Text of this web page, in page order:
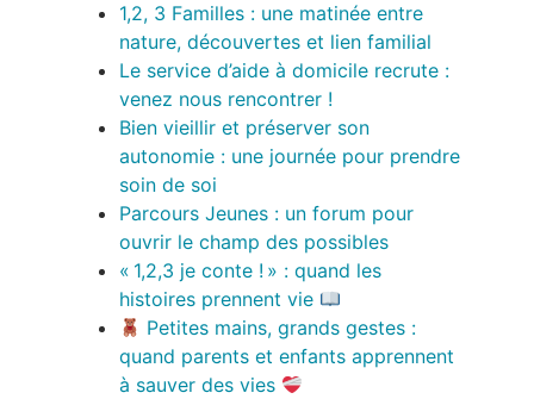
1,2, 3 Familles : une matinée entre
nature, découvertes et lien familial
Le service d’aide à domicile recrute :
venez nous rencontrer !
Bien vieillir et préserver son
autonomie : une journée pour prendre
soin de soi
Parcours Jeunes : un forum pour
ouvrir le champ des possibles
« 1,2,3 je conte ! » : quand les
histoires prennent vie
Petites mains, grands gestes :
quand parents et enfants apprennent
à sauver des vies